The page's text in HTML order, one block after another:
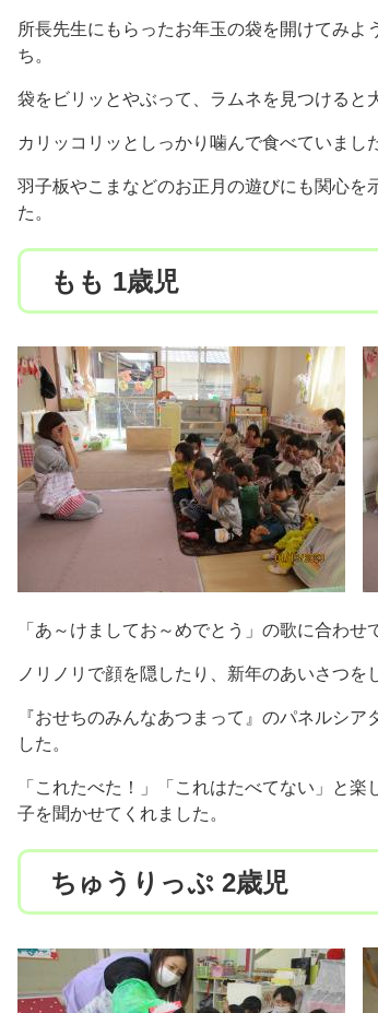
所長先生にもらったお年玉の袋を開けてみ
ち。
袋をビリッとやぶって、ラムネを見つけると
カリッコリッとしっかり噛んで食べていまし
羽子板やこまなどのお正月の遊びにも関心を
た。
もも 1歳児
「あ～けましてお～めでとう」の歌に合わせ
ノリノリで顔を隠したり、新年のあいさつを
『おせちのみんなあつまって』のパネルシ
した。
「これたべた！」「これはたべてない」と
子を聞かせてくれました。
ちゅうりっぷ 2歳児